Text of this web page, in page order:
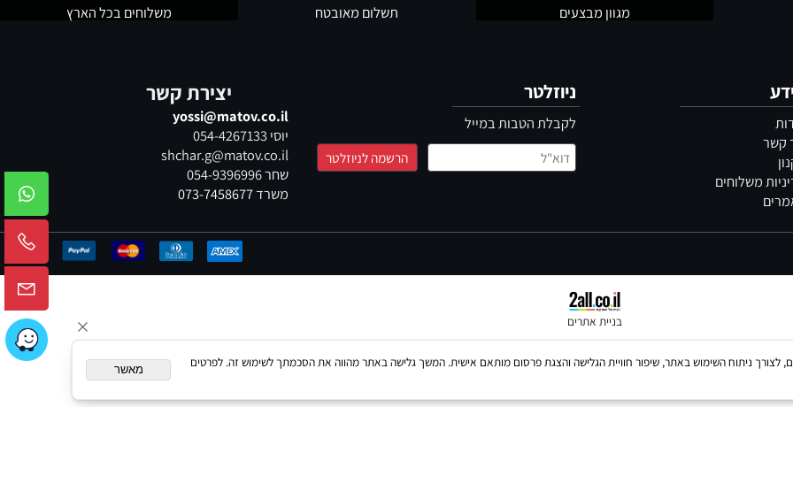
ניוזלטר
לקבלת הטבות במייל
יצירת קשר
yossi@matov.co.il
יוסי054-4267133
shchar.g@matov.co.il
073-7458677